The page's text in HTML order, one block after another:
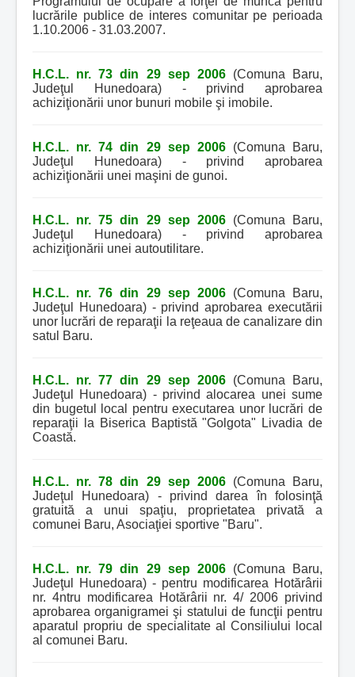
lucrările publice de interes comunitar pe perioada
1.10.2006 - 31.03.2007.
H.C.L. nr. 73 din 29 sep 2006(Comuna Baru,
Judeţul Hunedoara) - privind aprobarea
achiziţionării unor bunuri mobile şi imobile.
H.C.L. nr. 74 din 29 sep 2006(Comuna Baru,
Judeţul Hunedoara) - privind aprobarea
achiziţionării unei maşini de gunoi.
H.C.L. nr. 75 din 29 sep 2006(Comuna Baru,
Judeţul Hunedoara) - privind aprobarea
achiziţionării unei autoutilitare.
H.C.L. nr. 76 din 29 sep 2006(Comuna Baru,
Judeţul Hunedoara) - privind aprobarea executării
unor lucrări de reparaţii la reţeaua de canalizare din
satul Baru.
H.C.L. nr. 77 din 29 sep 2006(Comuna Baru,
Judeţul Hunedoara) - privind alocarea unei sume
din bugetul local pentru executarea unor lucrări de
reparaţii la Biserica Baptistă "Golgota" Livadia de
Coastă.
H.C.L. nr. 78 din 29 sep 2006(Comuna Baru,
Judeţul Hunedoara) - privind darea în folosinţă
gratuită a unui spaţiu, proprietatea privată a
comunei Baru, Asociaţiei sportive "Baru".
H.C.L. nr. 79 din 29 sep 2006(Comuna Baru,
Judeţul Hunedoara) - pentru modificarea Hotărârii
nr. 4ntru modificarea Hotărârii nr. 4/ 2006 privind
aprobarea organigramei şi statului de funcţii pentru
aparatul propriu de specialitate al Consiliului local
al comunei Baru.